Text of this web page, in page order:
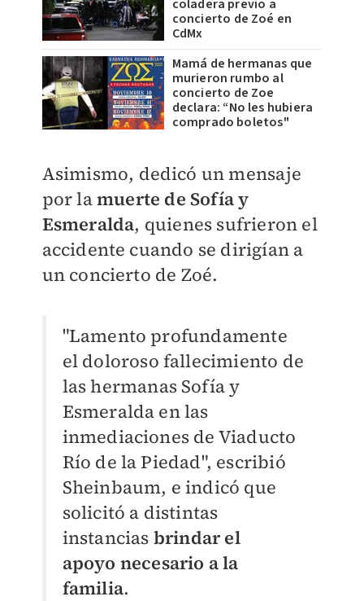
coladera previo a
concierto de Zoé en
CdMx
Mamá de hermanas que
murieron rumbo al
concierto de Zoe
declara: “No les hubiera
comprado boletos"
Asimismo, dedicó un mensaje
por lamuerte de Sofía y
Esmeralda, quienes sufrieron el
accidente cuando se dirigían a
un concierto de Zoé.
"Lamento profundamente
el doloroso fallecimiento de
las hermanas Sofía y
Esmeralda en las
inmediaciones de Viaducto
Río de la Piedad", escribió
Sheinbaum, e indicó que
solicitó a distintas
instancias brindar el
apoyo necesario a la
familia.